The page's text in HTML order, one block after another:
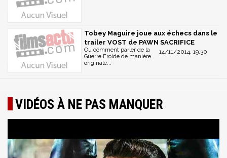
Tobey Maguire joue aux échecs dans le
trailer VOST de PAWN SACRIFICE
14/11/2014, 19:30
Ou comment parler de la
Guerre Froide de manière
originale...
VIDÉOS À NE PAS MANQUER